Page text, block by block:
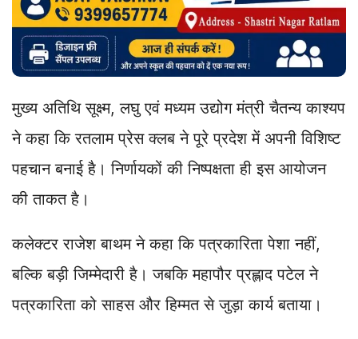
मुख्य अतिथि सूक्ष्म, लघु एवं मध्यम उद्योग मंत्री चैतन्य काश्यप
ने कहा कि रतलाम प्रेस क्लब ने पूरे प्रदेश में अपनी विशिष्ट
पहचान बनाई है। निर्णायकों की निष्पक्षता ही इस आयोजन
की ताकत है।
कलेक्टर राजेश बाथम ने कहा कि पत्रकारिता पेशा नहीं,
बल्कि बड़ी जिम्मेदारी है। जबकि महापौर प्रह्लाद पटेल ने
पत्रकारिता को साहस और हिम्मत से जुड़ा कार्य बताया।